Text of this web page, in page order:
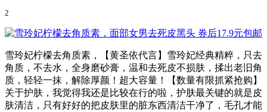
2
雪玲妃柠檬去角质素，【黄圣依代言】雪玲妃经典精粹，只去
角质，不去水，全身磨砂膏，温和去死皮不损肤，揉出老旧角
质，轻轻一抹，解除厚颜！超大容量！【数量有限抓紧抢购】
关于护肤，我觉得我还是比较在行的啦，护肤最关键的就是皮
肤清洁，只有好好的把皮肤里的脏东西清洁干净了，毛孔才能